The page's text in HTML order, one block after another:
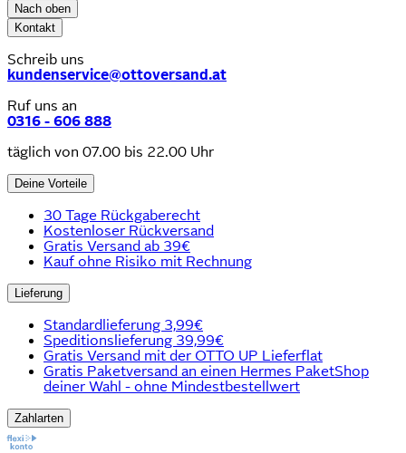
Nach oben
Kontakt
Schreib uns
kundenservice@ottoversand.at
Ruf uns an
0316 - 606 888
täglich von 07.00 bis 22.00 Uhr
Deine Vorteile
30 Tage Rückgaberecht
Kostenloser Rückversand
Gratis Versand ab 39€
Kauf ohne Risiko mit Rechnung
Lieferung
Standardlieferung 3,99€
Speditionslieferung 39,99€
Gratis Versand mit der OTTO UP Lieferflat
Gratis Paketversand an einen Hermes PaketShop
deiner Wahl - ohne Mindestbestellwert
Zahlarten